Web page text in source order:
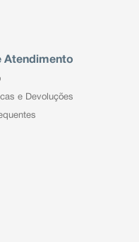
Atendimento
e Devoluções